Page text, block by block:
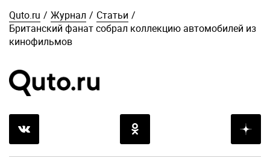
Quto.ru / Журнал / Статьи /
Британский фанат собрал коллекцию автомобилей из
кинофильмов